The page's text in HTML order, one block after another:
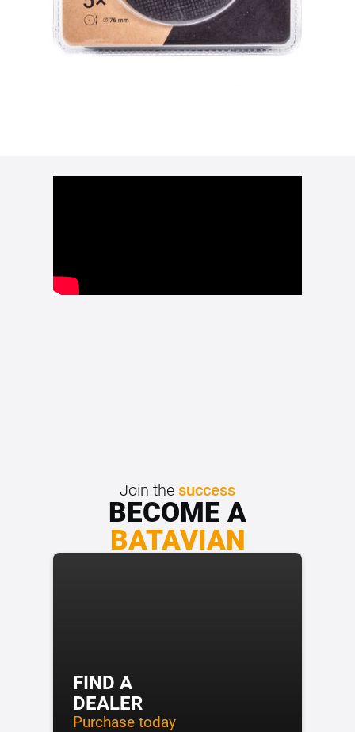
Join thesuccess
BECOME A
BATAVIAN
FIND A
DEALER
Purchase today